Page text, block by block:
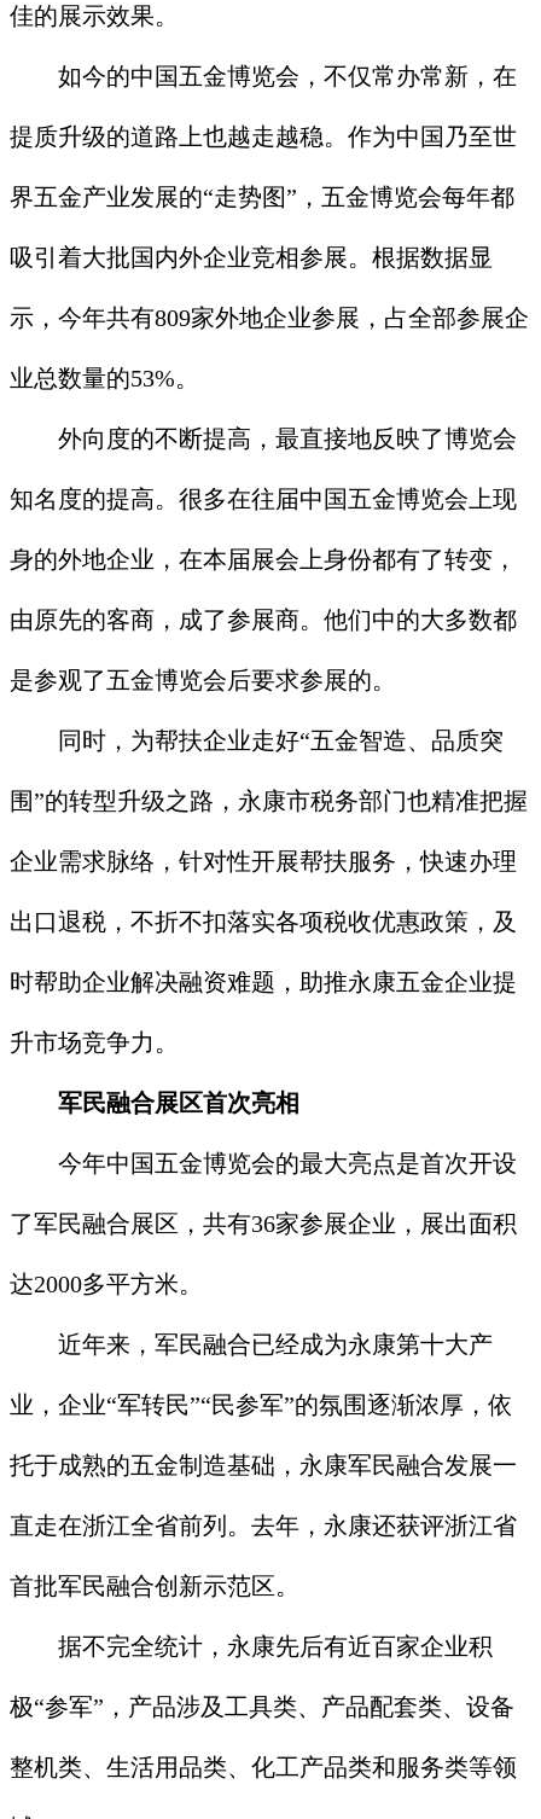
佳的展示效果。
如今的中国五金博览会，不仅常办常新，在
提质升级的道路上也越走越稳。作为中国乃至世
界五金产业发展的“走势图”，五金博览会每年都
吸引着大批国内外企业竞相参展。根据数据显
示，今年共有809家外地企业参展，占全部参展企
业总数量的53%。
外向度的不断提高，最直接地反映了博览会
知名度的提高。很多在往届中国五金博览会上现
身的外地企业，在本届展会上身份都有了转变，
由原先的客商，成了参展商。他们中的大多数都
是参观了五金博览会后要求参展的。
同时，为帮扶企业走好“五金智造、品质突
围”的转型升级之路，永康市税务部门也精准把握
企业需求脉络，针对性开展帮扶服务，快速办理
出口退税，不折不扣落实各项税收优惠政策，及
时帮助企业解决融资难题，助推永康五金企业提
升市场竞争力。
军民融合展区首次亮相
今年中国五金博览会的最大亮点是首次开设
了军民融合展区，共有36家参展企业，展出面积
达2000多平方米。
近年来，军民融合已经成为永康第十大产
业，企业“军转民”“民参军”的氛围逐渐浓厚，依
托于成熟的五金制造基础，永康军民融合发展一
直走在浙江全省前列。去年，永康还获评浙江省
首批军民融合创新示范区。
据不完全统计，永康先后有近百家企业积
极“参军”，产品涉及工具类、产品配套类、设备
整机类、生活用品类、化工产品类和服务类等领